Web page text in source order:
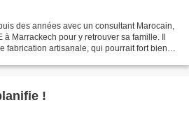
des années avec un consultant Marocain,
Marrackech pour y retrouver sa famille. Il
fabrication artisanale, qui pourrait fort bien
!